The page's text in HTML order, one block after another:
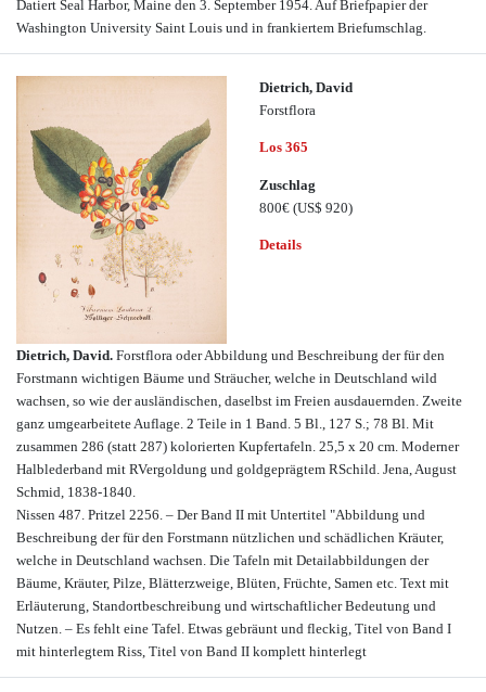
Datiert Seal Harbor, Maine den 3. September 1954. Auf Briefpapier der
Washington University Saint Louis und in frankiertem Briefumschlag.
Dietrich, David
Forstflora
Los 365
Zuschlag
800€ (US$ 920)
Details
Dietrich, David. Forstflora oder Abbildung und Beschreibung der für den
Forstmann wichtigen Bäume und Sträucher, welche in Deutschland wild
wachsen, so wie der ausländischen, daselbst im Freien ausdauernden. Zweite
ganz umgearbeitete Auflage. 2 Teile in 1 Band. 5 Bl., 127 S.; 78 Bl. Mit
zusammen 286 (statt 287) kolorierten Kupfertafeln. 25,5 x 20 cm. Moderner
Halblederband mit RVergoldung und goldgeprägtem RSchild. Jena, August
Schmid, 1838-1840.
Nissen 487. Pritzel 2256. – Der Band II mit Untertitel "Abbildung und
Beschreibung der für den Forstmann nützlichen und schädlichen Kräuter,
welche in Deutschland wachsen. Die Tafeln mit Detailabbildungen der
Bäume, Kräuter, Pilze, Blätterzweige, Blüten, Früchte, Samen etc. Text mit
Erläuterung, Standortbeschreibung und wirtschaftlicher Bedeutung und
Nutzen. – Es fehlt eine Tafel. Etwas gebräunt und fleckig, Titel von Band I
mit hinterlegtem Riss, Titel von Band II komplett hinterlegt